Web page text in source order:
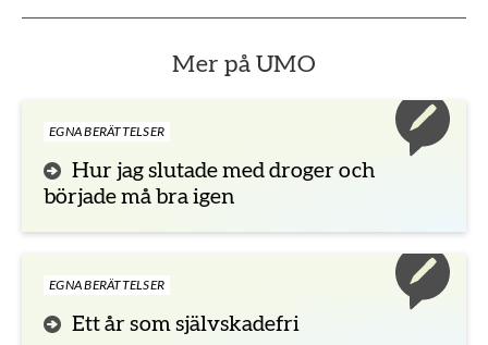
Mer på UMO
EGNA BERÄTTELSER
Hur jag slutade med droger och
började må bra igen
EGNA BERÄTTELSER
Ett år som självskadefri